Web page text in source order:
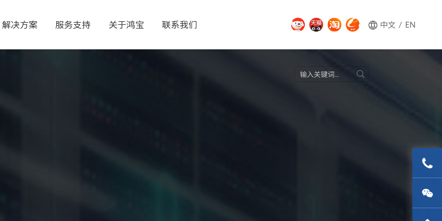
解决方案 服务支持 关于鸿宝 联系我们 中文 / EN